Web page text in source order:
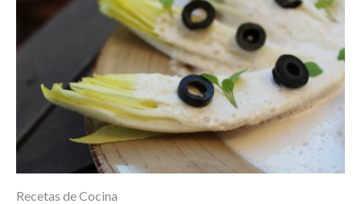
Recetas de Cocina